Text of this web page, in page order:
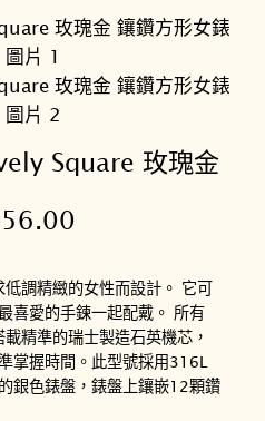
Square 玫瑰金
調精緻的女性而設計。 它可
喜愛的手鍊一起配戴。 所有
精準的瑞士製造石英機芯，
掌握時間。此型號採用316L
銀色錶盤，錶盤上鑲嵌12顆鑽